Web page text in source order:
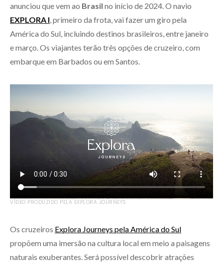
anunciou que vem ao Brasil no início de 2024. O navio
EXPLORA I , primeiro da frota, vai fazer um giro pela
América do Sul, incluindo destinos brasileiros, entre janeiro
e março. Os viajantes terão três opções de cruzeiro, com
embarque em Barbados ou em Santos.
VÍDEO PRODUZIDO PELA EXPLORA JOURNEYS
Os cruzeiros Explora Journeys pela América do Sul
propõem uma imersão na cultura local em meio a paisagens
naturais exuberantes. Será possível descobrir atrações